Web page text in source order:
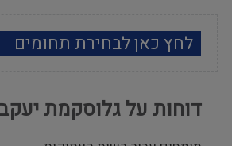
לחץ כאן לבחירת תחומים
אמנות
דוחות על גלוסקמת